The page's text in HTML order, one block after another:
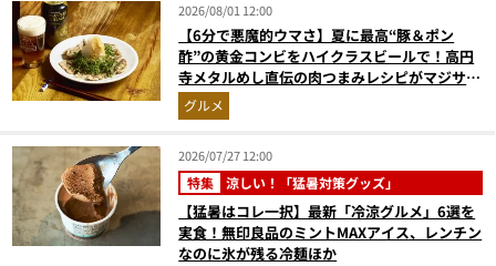
2026/08/01 12:00
【6分で悪魔的ウマさ】夏に最高“豚＆ポン
酢”の黄金コンビをハイクラスビールで！高円
寺メタルめし直伝の肉つまみレシピがマジサイ
コー【マンダ◯リアンにも食べさせたい】
グルメ
2026/07/27 12:00
特集 涼しい！「猛暑対策グッズ」
【猛暑はコレ一択】最新「冷涼グルメ」6選を
実食！無印良品のミントMAXアイス、レンチン
なのに氷が残る冷麺ほか